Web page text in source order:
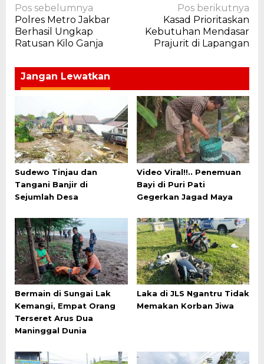
Navigasi
pos
Pos sebelumnya
Polres Metro Jakbar
Berhasil Ungkap
Ratusan Kilo Ganja
Pos berikutnya
Kasad Prioritaskan
Kebutuhan Mendasar
Prajurit di Lapangan
Jangan Lewatkan
Sudewo Tinjau dan
Tangani Banjir di
Sejumlah Desa
Video Viral!!.. Penemuan
Bayi di Puri Pati
Gegerkan Jagad Maya
Bermain di Sungai Lak
Kemangi, Empat Orang
Terseret Arus Dua
Maninggal Dunia
Laka di JLS Ngantru Tidak
Memakan Korban Jiwa